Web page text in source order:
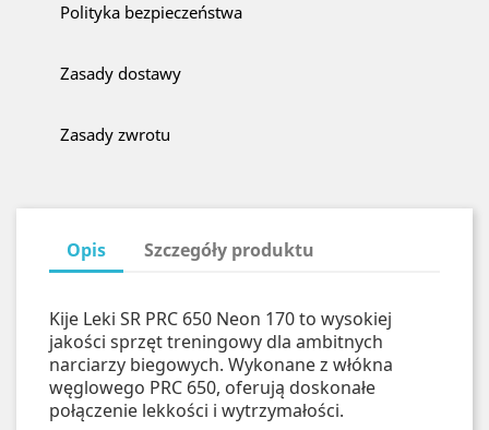
Polityka bezpieczeństwa
Zasady dostawy
Zasady zwrotu
Opis Szczegóły produktu
Kije Leki SR PRC 650 Neon 170 to wysokiej
jakości sprzęt treningowy dla ambitnych
narciarzy biegowych. Wykonane z włókna
węglowego PRC 650, oferują doskonałe
połączenie lekkości i wytrzymałości.